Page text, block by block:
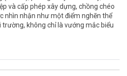
và cấp phép xây dựng, chồng chéo
nhìn nhận như một điểm nghẽn thể
không chỉ là vướng mắc biểu